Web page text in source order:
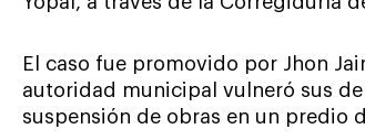
El caso fue promovido por Jhon
autoridad municipal vulneró sus
suspensión de obras en un predio